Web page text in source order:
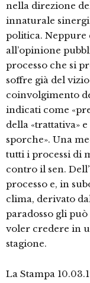
nella direzione
innaturale
politica. Neppure
all’opinione
processo che si
soffre già del
coinvolgimento
indicati come
della «trattativa»
sporche». Una
tutti i processi di
contro il sen.
processo e, in
clima, derivato
paradosso gli
voler credere in
stagione.
La Stampa